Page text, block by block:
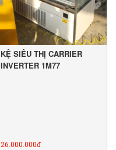
KỆ SIÊU THỊ CARRIER
INVERTER 1M77
26.000.000đ